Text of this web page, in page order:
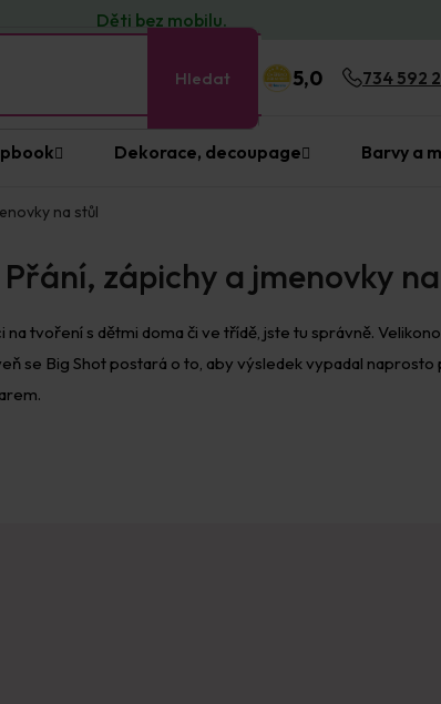
Děti bez mobilu.
Hledat 5,0 734 592
Dekorace, decoupage Barvy a
na stůl
zápichy a jmenovky
tvoření s dětmi doma či ve třídě, jste tu správně.
se Big Shot postará o to, aby výsledek vypadal